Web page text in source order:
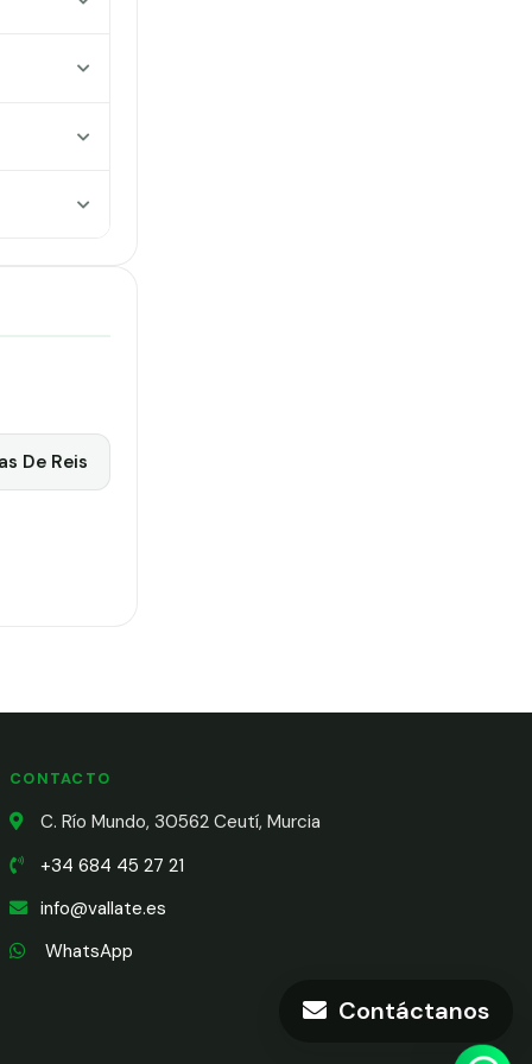
De Reis
Contáctanos
CONTACTO
C. Río Mundo, 30562 Ceutí, Murcia
+34 684 45 27 21
info@vallate.es
WhatsApp